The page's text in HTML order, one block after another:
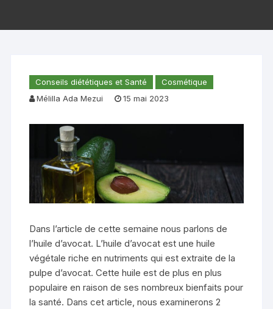
Conseils diététiques et Santé
Cosmétique
Mélilla Ada Mezui
15 mai 2023
Dans l’article de cette semaine nous parlons de
l’huile d’avocat. L’huile d’avocat est une huile
végétale riche en nutriments qui est extraite de la
pulpe d’avocat. Cette huile est de plus en plus
populaire en raison de ses nombreux bienfaits pour
la santé. Dans cet article, nous examinerons 2